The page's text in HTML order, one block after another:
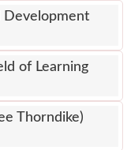
Development
of Learning
Thorndike)